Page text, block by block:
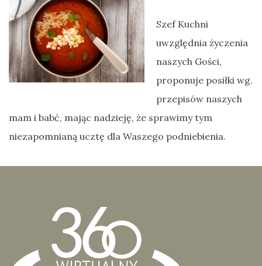
Szef Kuchni
uwzględnia życzenia
naszych Gości,
proponuje posiłki wg.
przepisów naszych
mam i babć, mając nadzieję, że sprawimy tym
niezapomnianą ucztę dla Waszego podniebienia.